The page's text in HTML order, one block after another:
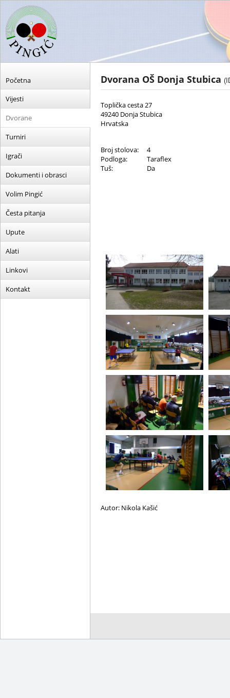
Početna
Vijesti
Dvorane
Turniri
Igrači
Dokumenti i obrasci
Volim Pingić
Česta pitanja
Upute
Alati
Linkovi
Kontakt
Dvorana OŠ Donja Stubica
Toplička cesta 27
49240 Donja Stubica
Hrvatska
Broj stolova:
4
Podloga:
Taraflex
Tuš:
Da
Autor: Nikola Kašić